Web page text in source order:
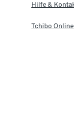
Hilfe &
Tchibo